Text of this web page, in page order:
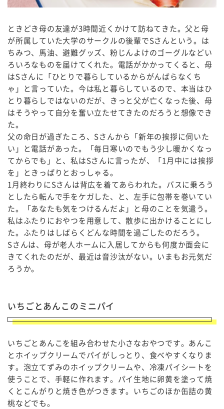
ときどき母の友達が3時間近くかけて訪ねてきた。父と母
が所属していた大学のサークルの後輩でSさんという。は
ちみつ、馬油、避難グッズ、粉じんよけのゴーグルなどい
ろいろなものを届けてくれた。電話がかかってくると、母
はSさんに「ひとりで暮らしているからがんばらなくち
ゃ」と言っていた。今は私と暮らしているので、本当はひ
とり暮らしではないのだが、きっと父が亡くなった後、母
はそうやって自分を奮い立たせてきたのだろうと想像でき
た。
父の命日が過ぎたころ、Sさんから「新年の挨拶に伺いた
い」と電話があった。「毎日寒いのでもう少し暖かくなっ
てからでも」と、私はSさんに言ったが、「1月中には挨拶
を」ときっぱりとおっしゃる。
1月終わりにSさんは背広を着てあらわれた。バスに乗ろう
としたら転んで手をケガした、と、左手に包帯を巻いてい
た。「あなたも気をつけるんだよ」と母のことを気遣う。
私はふたりにおやつを用意して、散歩に出かけることにし
た。ふたりはしばらくどんな時間を過ごしたのだろう。
Sさんは、母が老人ホームに入居してからも何度か面会に
きてくれたのだが、最近は音沙汰がない。いまもお元気だ
ろうか。
いちごとあんこのミニパイ
いちごとあんこを組み合わせた小さなおやつです。あんこ
とホイップクリームでパイがしっとり、食べやすくなりま
す。 泡立てずみのホイップクリームや、冷凍パイシートを
使うことで、手軽に作れます。 パイ生地に卵黄を塗って焼
くとこんがりと焼き色がつきます。いちごのほか缶詰の黄
桃などでも。